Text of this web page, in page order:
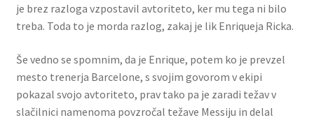
je brez razloga vzpostavil avtoriteto, ker mu tega ni bilo
treba. Toda to je morda razlog, zakaj je lik Enriqueja Ricka.
Še vedno se spomnim, da je Enrique, potem ko je prevzel
mesto trenerja Barcelone, s svojim govorom v ekipi
pokazal svojo avtoriteto, prav tako pa je zaradi težav v
slačilnici namenoma povzročal težave Messiju in delal